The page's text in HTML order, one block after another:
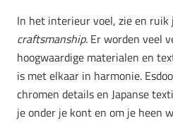
In het interieur voel, zie en ruik
craftsmanship. Er worden veel
hoogwaardige materialen en
is met elkaar in harmonie.
chromen details en Japanse
je onder je kont en om je heen